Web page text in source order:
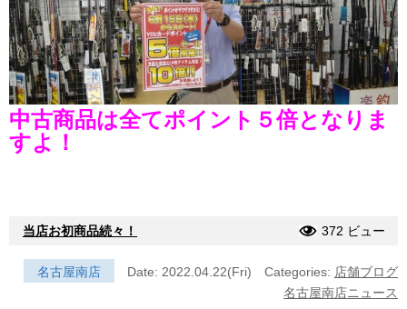
中古商品は全てポイント５倍となりま
すよ！
当店お初商品続々！ 372 ビュー
名古屋南店 Date: 2022.04.22(Fri) Categories: 店舗ブログ
名古屋南店ニュース